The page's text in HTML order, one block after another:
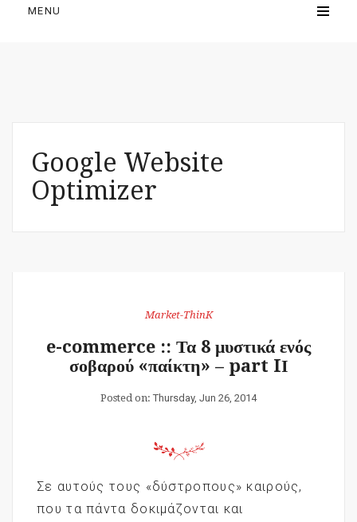
MENU
Google Website
Optimizer
Market-ThinK
e-commerce :: Τα 8 μυστικά ενός
σοβαρού «παίκτη» – part IΙ
Posted on: Thursday, Jun 26, 2014
Σε αυτούς τους «δύστροπους» καιρούς,
που τα πάντα δοκιμάζονται και